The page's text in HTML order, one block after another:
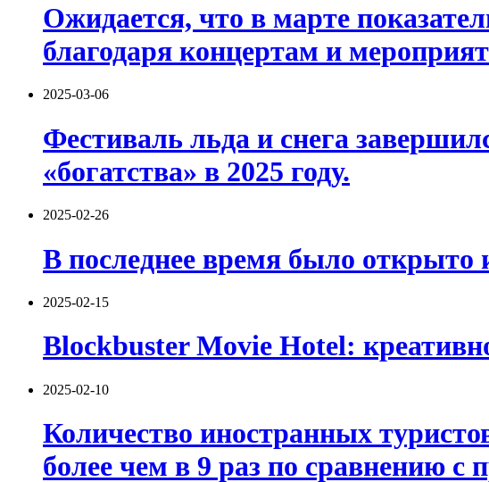
Ожидается, что в марте
благодаря концертам и
2025-03-06
Фестиваль льда и снега
«богатства» в 2025 году.
2025-02-26
В последнее время было
2025-02-15
Blockbuster Movie Hotel:
2025-02-10
Количество иностранных
более чем в 9 раз по сравнению